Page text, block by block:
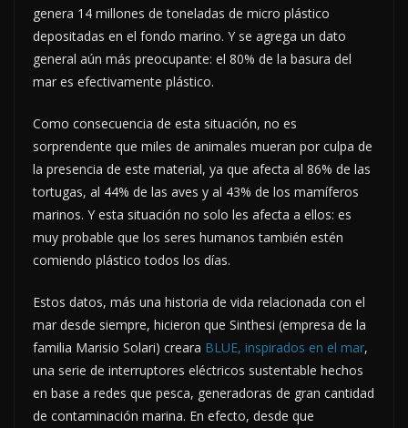
genera 14 millones de toneladas de micro plástico
depositadas en el fondo marino. Y se agrega un dato
general aún más preocupante: el 80% de la basura del
mar es efectivamente plástico.
Como consecuencia de esta situación, no es
sorprendente que miles de animales mueran por culpa de
la presencia de este material, ya que afecta al 86% de las
tortugas, al 44% de las aves y al 43% de los mamíferos
marinos. Y esta situación no solo les afecta a ellos: es
muy probable que los seres humanos también estén
comiendo plástico todos los días.
Estos datos, más una historia de vida relacionada con el
mar desde siempre, hicieron que Sinthesi (empresa de la
familia Marisio Solari) creara BLUE, inspirados en el mar,
una serie de interruptores eléctricos sustentable hechos
en base a redes que pesca, generadoras de gran cantidad
de contaminación marina. En efecto, desde que